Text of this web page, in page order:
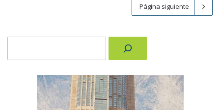
Página siguiente